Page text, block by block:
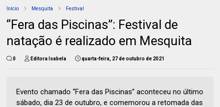
Início Mesquita Festival
“Fera das Piscinas”: Festival de
natação é realizado em Mesquita
0 Editora Isabela quarta-feira, 27 de outubro de 2021
Evento chamado “Fera das Piscinas” aconteceu no último
sábado, dia 23 de outubro, e comemorou a retomada das